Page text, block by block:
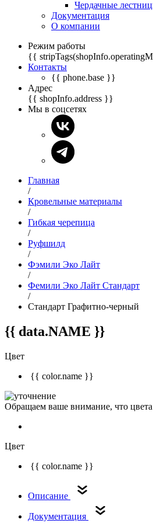
Чердачные
Документация
О компании
Режим работы
{{
Контакты
{{ phone.base }}
Адрес
{{ shopInfo.address }}
Мы в соцсетях
Главная
/
Кровельные материалы
/
Гибкая черепица
/
Руфшилд
/
Фэмили Эко Лайт
/
Фемили Эко Лайт Стандарт
/
Стандарт Графитно-черный
{{ data.NAME }}
Цвет
{{ color.name }}
Обращаем ваше внимание, что цвета
Цвет
{{ color.name }}
Описание
Документация